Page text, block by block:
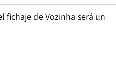
fichaje de Vozinha será un